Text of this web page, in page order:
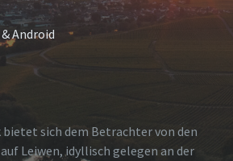
Android
sich dem Betrachter von den
Leiwen, idyllisch gelegen an der